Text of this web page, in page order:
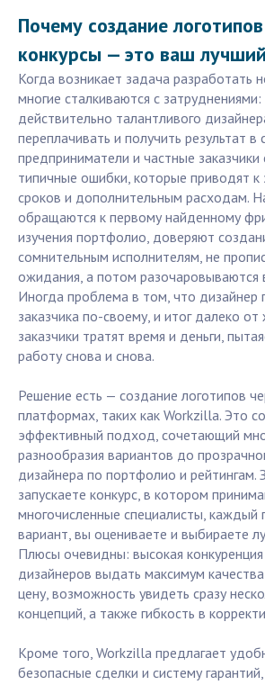
Почему создание
конкурсы — это ваш
Когда возникает задача разработать
многие сталкиваются с
действительно талантливого
переплачивать и получить результат в
предприниматели и частные
типичные ошибки, которые приводят к
сроков и дополнительным расходам.
обращаются к первому найденному
изучения портфолио, доверяют
сомнительным исполнителям, не
ожидания, а потом разочаровываются
Иногда проблема в том, что дизайнер
заказчика по-своему, и итог далеко
заказчики тратят время и деньги,
работу снова и снова.
Решение есть — создание логотипов
платформах, таких как Workzilla. Это
эффективный подход, сочетающий
разнообразия вариантов до
дизайнера по портфолио и рейтингам.
запускаете конкурс, в котором
многочисленные специалисты, каждый
вариант, вы оцениваете и выбираете
Плюсы очевидны: высокая
дизайнеров выдать максимум
цену, возможность увидеть сразу
концепций, а также гибкость в
Кроме того, Workzilla предлагает
безопасные сделки и систему